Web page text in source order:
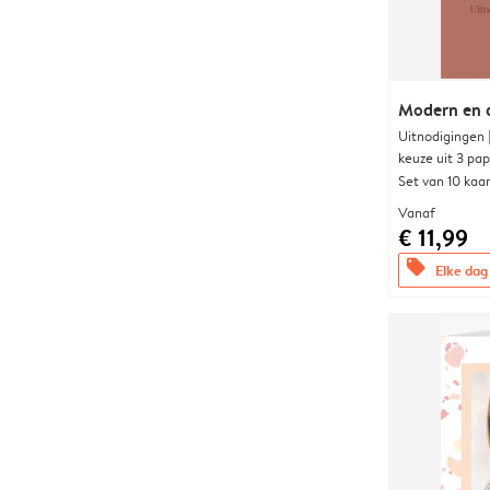
Modern en
keuze uit 3
Set van 10
Vanaf
€ 11,99
offers Elke